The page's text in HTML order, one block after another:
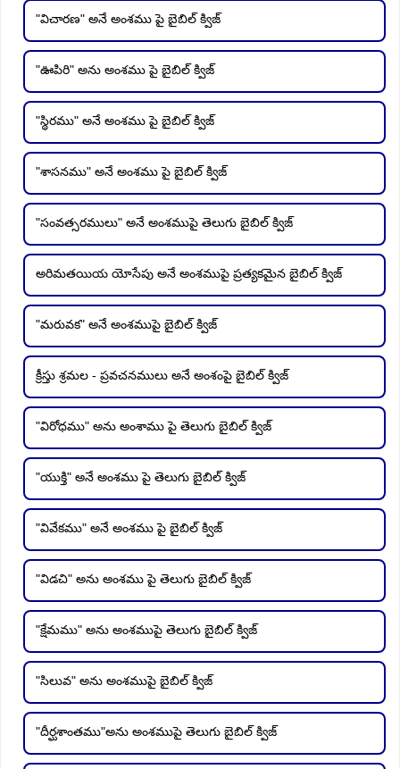
"విచారణ" అనే అంశము పై బైబిల్ క్విజ్
"ఊపిరి" అను అంశము పై బైబిల్ క్విజ్
"స్థిరము" అనే అంశము పై బైబిల్ క్విజ్
"శాసనము" అనే అంశము పై బైబిల్ క్విజ్
"సంవత్సరములు" అనే అంశముపై తెలుగు బైబిల్ క్విజ్
అరిమతయియ యోసేపు అనే అంశముపై ప్రత్యకమైన బైబిల్ క్విజ్
"మరువక" అనే అంశముపై బైబిల్ క్విజ్
క్రీస్తు శ్రమల - ప్రవచనములు అనే అంశంపై బైబిల్ క్విజ్
"విరోధము" అను అంశాము పై తెలుగు బైబిల్ క్విజ్
"యుక్తి" అనే అంశము పై తెలుగు బైబిల్ క్విజ్
"వివేకము" అనే అంశము పై బైబిల్ క్విజ్
"విడచి" అను అంశము పై తెలుగు బైబిల్ క్విజ్
"క్షేమము" అను అంశముపై తెలుగు బైబిల్ క్విజ్
"సిలువ" అను అంశముపై బైబిల్ క్విజ్
"దీర్ఘశాంతము"అను అంశముపై తెలుగు బైబిల్ క్విజ్